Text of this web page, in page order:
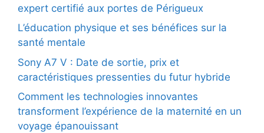
expert certifié aux portes de Périgueux
L’éducation physique et ses bénéfices sur la
santé mentale
Sony A7 V : Date de sortie, prix et
caractéristiques pressenties du futur hybride
Comment les technologies innovantes
transforment l’expérience de la maternité en un
voyage épanouissant